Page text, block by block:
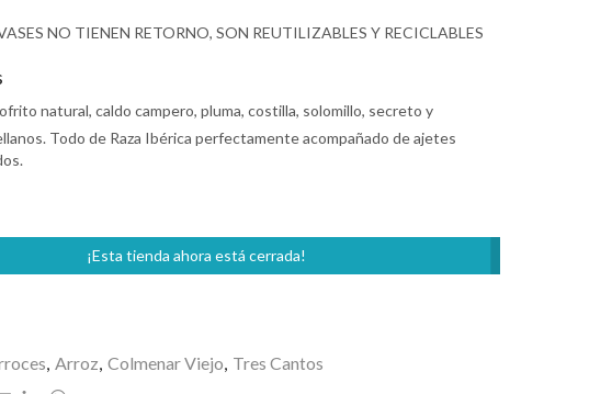
NO TIENEN RETORNO, SON REUTILIZABLES Y RECICLABLES
natural, caldo campero, pluma, costilla, solomillo, secreto y
Todo de Raza Ibérica perfectamente acompañado de ajetes
¡Esta tienda ahora está cerrada!
, Arroz, Colmenar Viejo, Tres Cantos